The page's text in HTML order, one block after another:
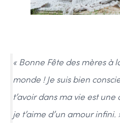
« Bonne Fête des mères à
monde ! Je suis bien
t’avoir dans ma vie est
je t’aime d’un amour infini.